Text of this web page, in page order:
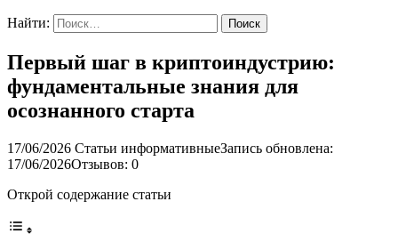
Найти:
Первый шаг в криптоиндустрию:
фундаментальные знания для
осознанного старта
17/06/2026 Статьи информативныеЗапись обновлена:
17/06/2026Отзывов: 0
Открой содержание статьи